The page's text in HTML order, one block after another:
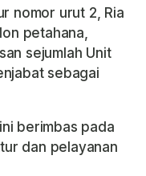
nomor urut 2, Ria
petahana,
sejumlah Unit
sebagai
berimbas pada
dan pelayanan